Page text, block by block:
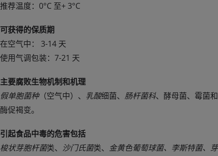
推荐温度：0°C 至+ 3°C
可获得的保质期
在空气中： 3-14 天
使用气调包装：7-21 天
主要腐败生物机制和机理
假单胞菌种（空气中）、 乳酸细菌、 肠杆菌科、酵母菌、霉菌和
酶促褐变。
引起食品中毒的危害包括
梭状芽胞杆菌类、 沙门氏菌类、 金黄色葡萄球菌、李斯特菌、芽